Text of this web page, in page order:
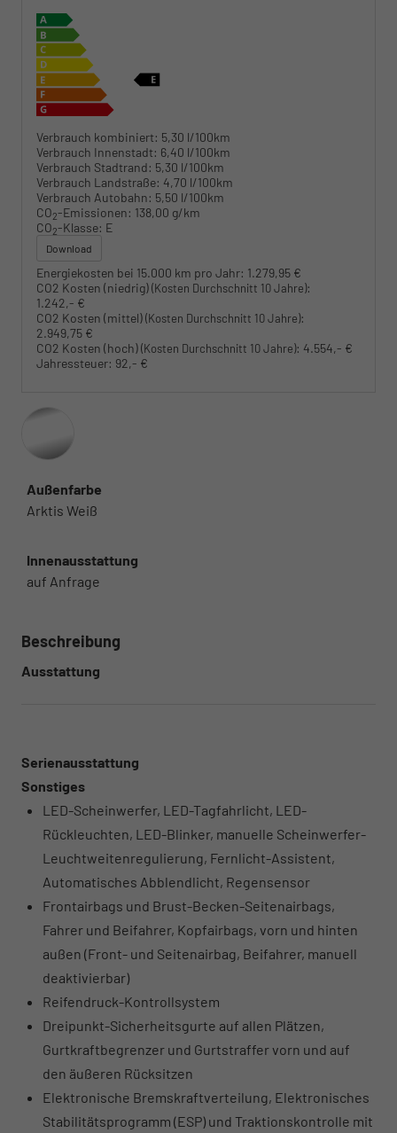
Verbrauch kombiniert: 5,30 l/100km
Verbrauch Innenstadt: 6,40 l/100km
Verbrauch Stadtrand: 5,30 l/100km
Verbrauch Landstraße: 4,70 l/100km
Verbrauch Autobahn: 5,50 l/100km
CO2-Emissionen: 138,00 g/km
CO2-Klasse: E
Download
Energiekosten bei 15.000 km pro Jahr: 1.279,95 €
CO2 Kosten (niedrig)(Kosten Durchschnitt 10 Jahre):
1.242,- €
CO2 Kosten (mittel)(Kosten Durchschnitt 10 Jahre):
2.949,75 €
CO2 Kosten (hoch)(Kosten Durchschnitt 10 Jahre): 4.554,- €
Jahressteuer: 92,- €
Außenfarbe
Arktis Weiß
Innenausstattung
auf Anfrage
Beschreibung
Ausstattung
Serienausstattung
Sonstiges
LED-Scheinwerfer, LED-Tagfahrlicht, LED-
Rückleuchten, LED-Blinker, manuelle Scheinwerfer-
Leuchtweitenregulierung, Fernlicht-Assistent,
Automatisches Abblendlicht, Regensensor
Frontairbags und Brust-Becken-Seitenairbags,
Fahrer und Beifahrer, Kopfairbags, vorn und hinten
außen (Front- und Seitenairbag, Beifahrer, manuell
deaktivierbar)
Reifendruck-Kontrollsystem
Dreipunkt-Sicherheitsgurte auf allen Plätzen,
Gurtkraftbegrenzer und Gurtstraffer vorn und auf
den äußeren Rücksitzen
Elektronische Bremskraftverteilung, Elektronisches
Stabilitätsprogramm (ESP) und Traktionskontrolle mit